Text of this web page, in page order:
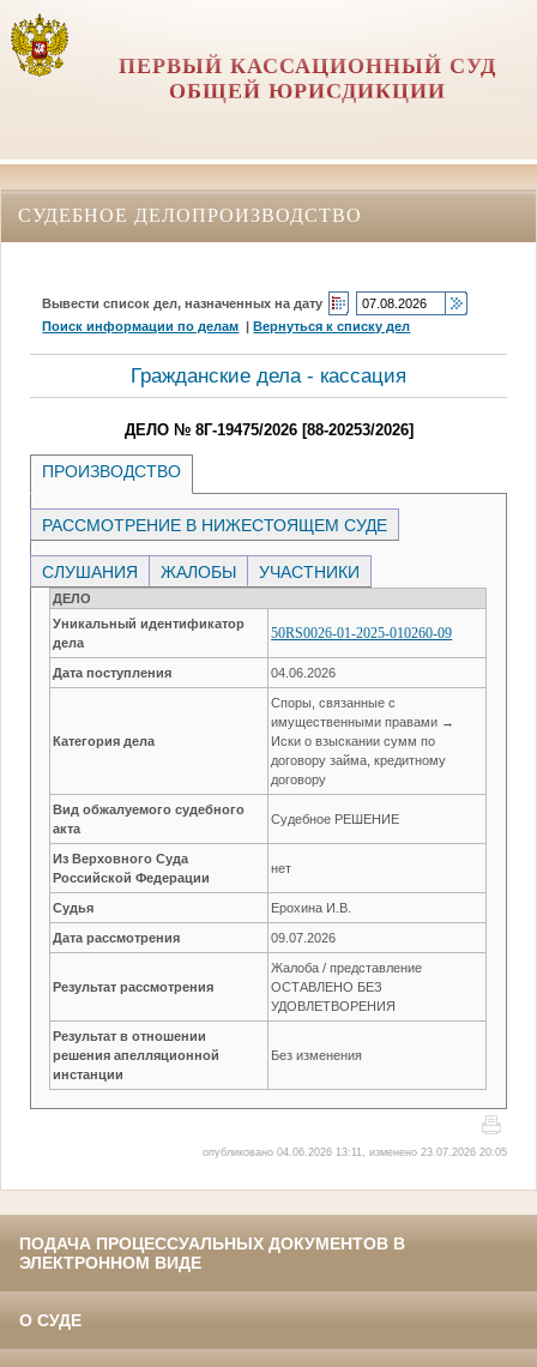
ПЕРВЫЙ КАССАЦИОННЫЙ СУД
ОБЩЕЙ ЮРИСДИКЦИИ
СУДЕБНОЕ ДЕЛОПРОИЗВОДСТВО
Вывести список дел, назначенных на дату
Поиск информации по делам |Вернуться к списку дел
Гражданские дела - кассация
ДЕЛО № 8Г-19475/2026 [88-20253/2026]
ПРОИЗВОДСТВО
РАССМОТРЕНИЕ В НИЖЕСТОЯЩЕМ СУДЕ
СЛУШАНИЯ ЖАЛОБЫ УЧАСТНИКИ
ДЕЛО
Уникальный идентификатор
дела
50RS0026-01-2025-010260-09
Дата поступления 04.06.2026
Категория дела
Споры, связанные с
имущественными правами →
Иски о взыскании сумм по
договору займа, кредитному
договору
Вид обжалуемого судебного
акта
Судебное РЕШЕНИЕ
Из Верховного Суда
Российской Федерации
нет
Судья Ерохина И.В.
Дата рассмотрения 09.07.2026
Результат рассмотрения
Жалоба / представление
ОСТАВЛЕНО БЕЗ
УДОВЛЕТВОРЕНИЯ
Результат в отношении
решения апелляционной
инстанции
Без изменения
опубликовано 04.06.2026 13:11, изменено 23.07.2026 20:05
ПОДАЧА ПРОЦЕССУАЛЬНЫХ ДОКУМЕНТОВ В
ЭЛЕКТРОННОМ ВИДЕ
О СУДЕ